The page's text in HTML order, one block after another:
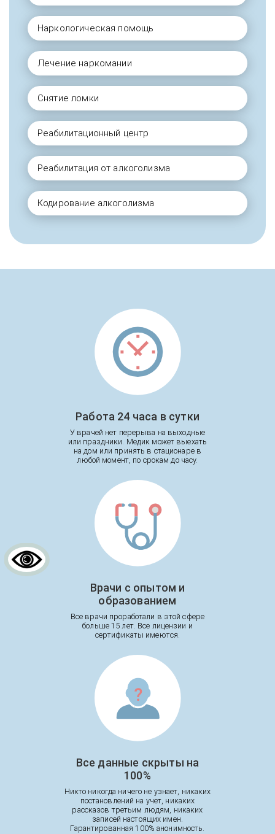
Наркологическая помощь
Лечение наркомании
Снятие ломки
Реабилитационный центр
Реабилитация от алкоголизма
Кодирование алкоголизма
Работа 24 часа в сутки
У врачей нет перерыва на выходные
или праздники. Медик может выехать
на дом или принять в стационаре в
любой момент, по срокам до часу.
Врачи с опытом и
образованием
Все врачи проработали в этой сфере
больше 15 лет. Все лицензии и
сертификаты имеются.
Все данные скрыты на
100%
Никто никогда ничего не узнает, никаких
постановлений на учет, никаких
рассказов третьим людям, никаких
записей настоящих имен.
Гарантированная 100% анонимность.